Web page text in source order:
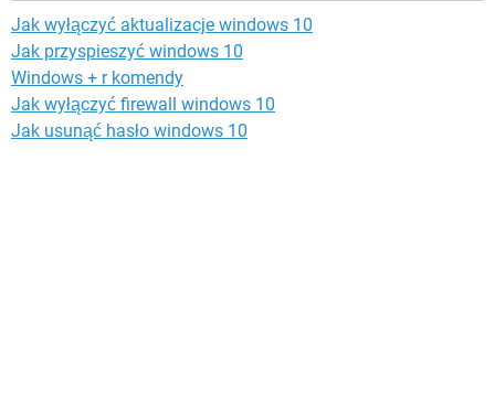
Jak wyłączyć aktualizacje windows 10
Jak przyspieszyć windows 10
Windows + r komendy
Jak wyłączyć firewall windows 10
Jak usunąć hasło windows 10